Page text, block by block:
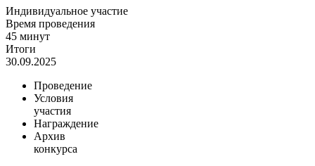
Индивидуальное участие
Время проведения
45 минут
Итоги
30.09.2025
Проведение
Условия
участия
Награждение
Архив
конкурса